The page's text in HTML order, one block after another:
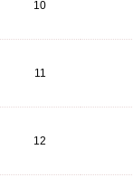
10
11
12